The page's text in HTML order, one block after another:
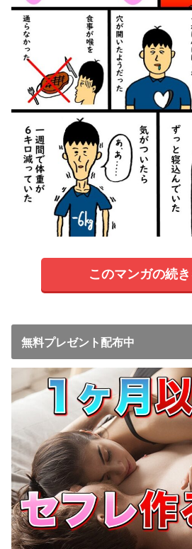
このマンガの続
無料プレゼント配布中